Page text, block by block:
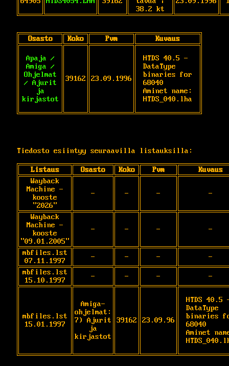
38.2 kt
Osasto Koko Pvm Kuvaus
Apaja /
Amiga /
Ohjelmat
/ Ajurit
ja
kirjastot
39162 23.09.1996
HTDS 40.5 -
DataType
binaries for
68040
Aminet name:
HTDS_040.lha
Tiedosto esiintyy seuraavilla listauksilla:
Listaus Osasto Koko Pvm
Kuvaus
Wayback
Machine -
kooste
"2026"
- - - -
Wayback
Machine -
kooste
"09.01.2005"
- - - -
mbfiles.lst
07.11.1997
- - -
-
mbfiles.lst
15.10.1997
- - - -
mbfiles.lst
15.01.1997
Amiga-
ohjelmat:
7) Ajurit
ja
kirjastot
39162 23.09.96
HTDS 40.5
DataType
binaries
68040
Aminet